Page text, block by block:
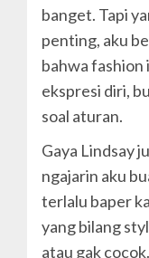
banget. Tapi
penting, aku
bahwa fashion
ekspresi diri,
soal aturan.
Gaya Lindsay
ngajarin aku
terlalu baper
yang bilang
atau gak